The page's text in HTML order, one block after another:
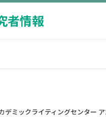
者情報
デミックライティングセンター